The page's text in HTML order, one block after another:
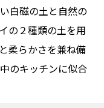
白磁の土と自然の
の２種類の土を用
柔らかさを兼ね備
のキッチンに似合